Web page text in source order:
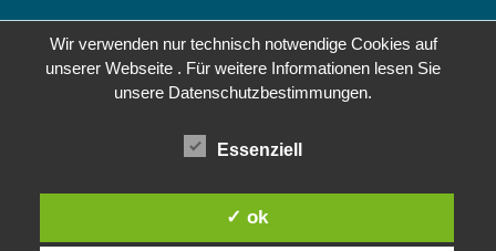
Wir verwenden nur technisch notwendige Cookies auf
unserer Webseite . Für weitere Informationen lesen Sie
unsere Datenschutzbestimmungen.
Essenziell
✓ ok